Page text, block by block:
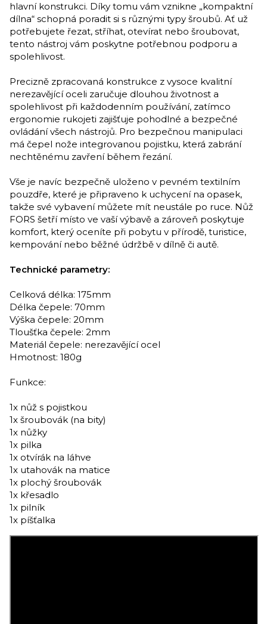
hlavní konstrukci. Díky tomu vám vznikne „kompaktní
dílna“ schopná poradit si s různými typy šroubů. Ať už
potřebujete řezat, stříhat, otevírat nebo šroubovat,
tento nástroj vám poskytne potřebnou podporu a
spolehlivost.
Precizně zpracovaná konstrukce z vysoce kvalitní
nerezavějící oceli zaručuje dlouhou životnost a
spolehlivost při každodenním používání, zatímco
ergonomie rukojeti zajišťuje pohodlné a bezpečné
ovládání všech nástrojů. Pro bezpečnou manipulaci
má čepel nože integrovanou pojistku, která zabrání
nechtěnému zavření během řezání.
Vše je navíc bezpečně uloženo v pevném textilním
pouzdře, které je připraveno k uchycení na opasek,
takže své vybavení můžete mít neustále po ruce. Nůž
FORS šetří místo ve vaší výbavě a zároveň poskytuje
komfort, který oceníte při pobytu v přírodě, turistice,
kempování nebo běžné údržbě v dílně či autě.
Technické parametry:
Celková délka: 175mm
Délka čepele: 70mm
Výška čepele: 20mm
Tloušťka čepele: 2mm
Materiál čepele: nerezavějící ocel
Hmotnost: 180g
Funkce:
1x nůž s pojistkou
1x šroubovák (na bity)
1x nůžky
1x pilka
1x otvírák na láhve
1x utahovák na matice
1x plochý šroubovák
1x křesadlo
1x pilník
1x píšťalka